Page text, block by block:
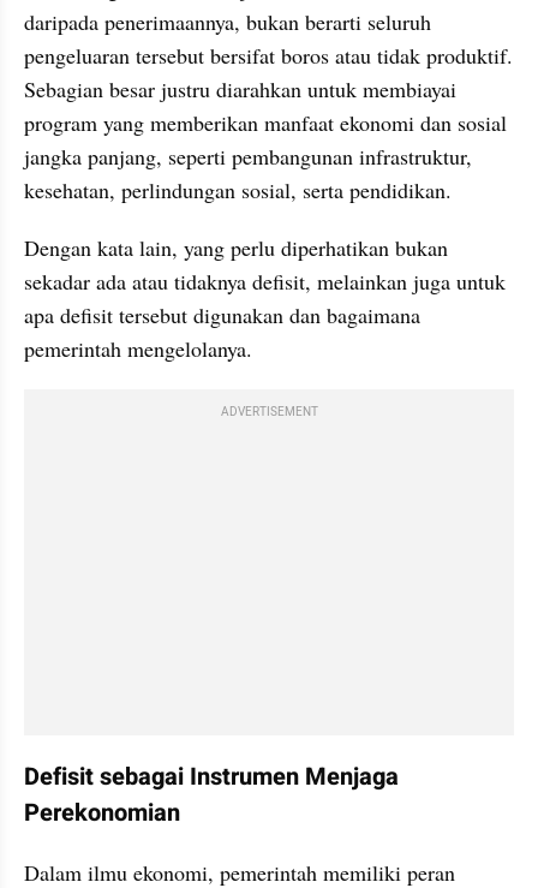
daripada penerimaannya, bukan berarti seluruh
pengeluaran tersebut bersifat boros atau tidak produktif.
Sebagian besar justru diarahkan untuk membiayai
program yang memberikan manfaat ekonomi dan sosial
jangka panjang, seperti pembangunan infrastruktur,
kesehatan, perlindungan sosial, serta pendidikan.
Dengan kata lain, yang perlu diperhatikan bukan
sekadar ada atau tidaknya defisit, melainkan juga untuk
apa defisit tersebut digunakan dan bagaimana
pemerintah mengelolanya.
ADVERTISEMENT
Defisit sebagai Instrumen Menjaga
Perekonomian
Dalam ilmu ekonomi, pemerintah memiliki peran